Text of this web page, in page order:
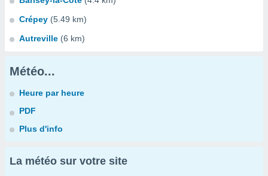
Crépey (5.49 km)
Autreville (6 km)
Météo...
Heure par heure
PDF
Plus d'info
La météo sur votre site